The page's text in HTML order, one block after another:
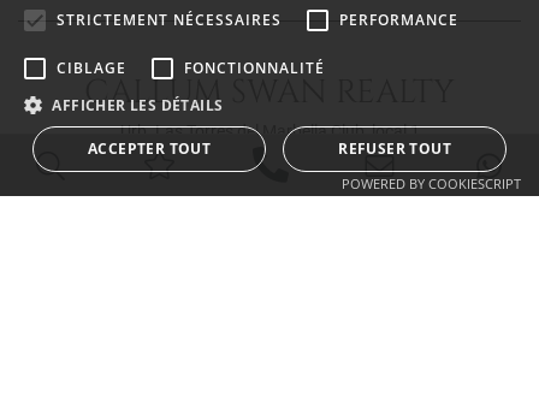
CALLUM SWAN REALTY
Urb. Las Torres del Marbella Club, local 1
Blvd. Principe Alfonso de Hohenlohe
29602 Marbella Málaga
FRENCH
STRICTEMENT NÉCESSAIRES
PERFORMANCE
CIBLAGE
FONCTIONNALITÉ
AFFICHER LES DÉTAILS
ACCEPTER TOUT REFUSER TOUT
POWERED BY COOKIESCRIPT